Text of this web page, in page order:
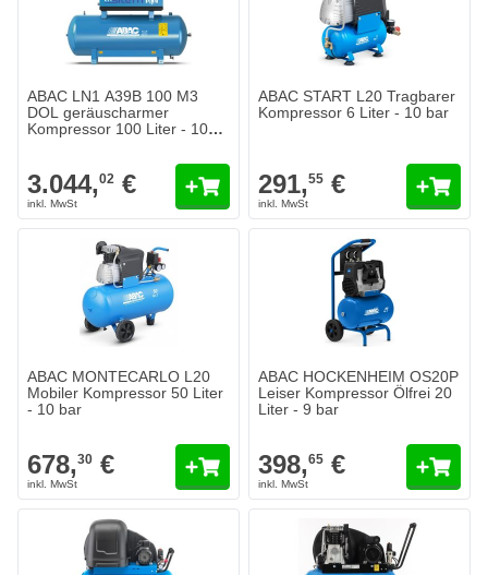
ABAC LN1 A39B 100 M3
DOL geräuscharmer
Kompressor 100 Liter - 10
3.044,02 €
ABAC START L20 Tragbarer
Kompressor 6 Liter - 10 bar
291,55 €
ABAC MONTECARLO L20
Mobiler Kompressor 50 Liter
- 10 bar
678,30 €
ABAC HOCKENHEIM OS20P
Leiser Kompressor Ölfrei 20
Liter - 9 bar
398,65 €